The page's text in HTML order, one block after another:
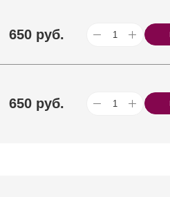
650 руб.
650 руб.